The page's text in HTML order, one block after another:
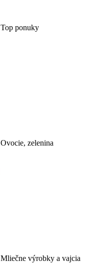
Top ponuky
Ovocie, zelenina
Mliečne výrobky a vajcia